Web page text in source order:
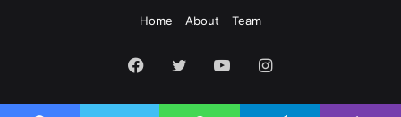
Home
About Team
Facebook
Twitter YouTubeInstagram